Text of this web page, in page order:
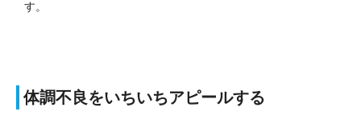
す。
体調不良をいちいちアピールする